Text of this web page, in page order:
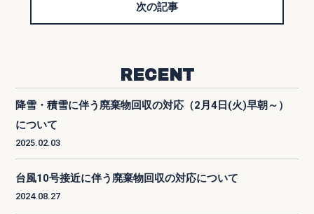
次の記事
RECENT
降雪・積雪に伴う廃棄物回収の対応（2月4日(火)早朝～）
について
2025.02.03
台風10号接近に伴う廃棄物回収の対応について
2024.08.27